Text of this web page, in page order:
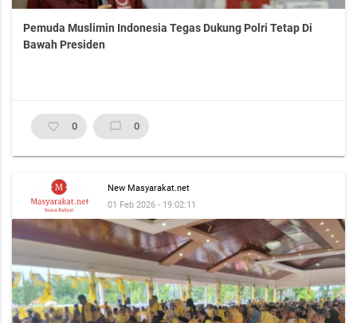
Pemuda Muslimin Indonesia Tegas Dukung Polri Tetap Di
Bawah Presiden
favorite_border 0 chat_bubble_outline 0
New Masyarakat.net
01 Feb 2026 - 19:02:11